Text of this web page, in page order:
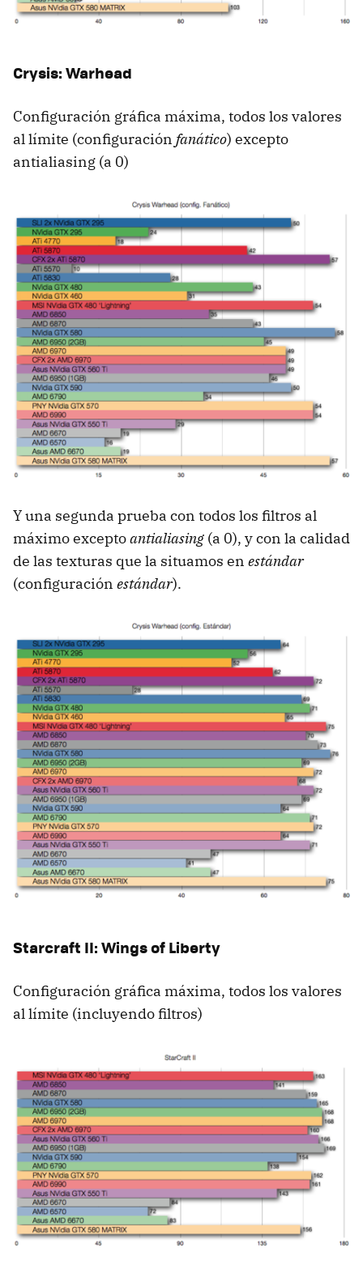
Crysis: Warhead
Configuración gráfica máxima, todos los valores
al límite (configuración fanático) excepto
antialiasing (a 0)
Y una segunda prueba con todos los filtros al
máximo exceptoantialiasing (a 0), y con la calidad
de las texturas que la situamos en estándar
(configuración estándar).
Starcraft II: Wings of Liberty
Configuración gráfica máxima, todos los valores
al límite (incluyendo filtros)